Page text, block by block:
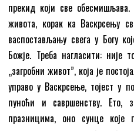
прекид који све
живота, корак ка Васкрсењу
васпостављању свега у Богу
Божје. Треба нагласити: није
„загробни живот”, која је
управо у Васкрсење, тојест у
пуноћи и савршенству. Ето,
празницима, оно сунце које